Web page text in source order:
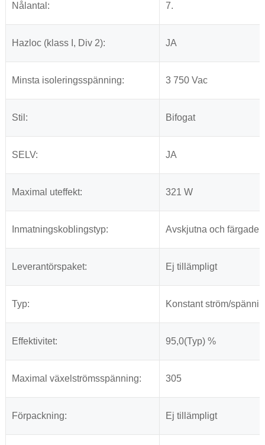
Nålantal: 7.
Hazloc (klass I, Div 2): JA
Minsta isoleringsspänning: 3 750 Vac
Stil: Bifogat
SELV: JA
Maximal uteffekt: 321 W
Inmatningskoblingstyp: Avskjutna och färgade
Leverantörspaket: Ej tillämpligt
Typ: Konstant ström/
Effektivitet: 95,0(Typ) %
Maximal växelströmsspänning: 305
Förpackning: Ej tillämpligt